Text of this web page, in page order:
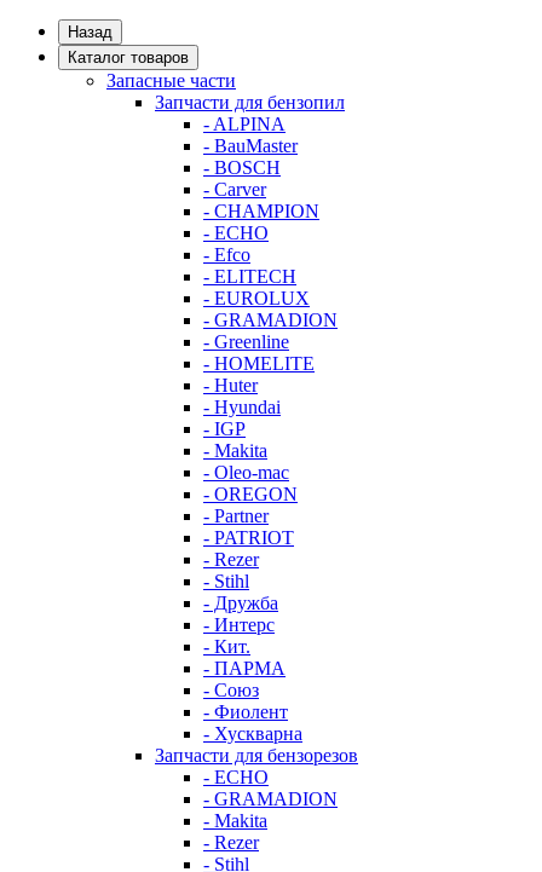
Назад
Каталог товаров
Запасные части
Запчасти для бензопил
- ALPINA
- BauMaster
- BOSCH
- Carver
- CHAMPION
- ECHO
- Efco
- ELITECH
- EUROLUX
- GRAMADION
- Greenline
- HOMELITE
- Huter
- Hyundai
- IGP
- Makita
- Oleo-mac
- OREGON
- Partner
- PATRIOT
- Rezer
- Stihl
- Дружба
- Интерс
- Кит.
- ПАРМА
- Союз
- Фиолент
- Хускварна
Запчасти для бензорезов
- ECHO
- GRAMADION
- Makita
- Rezer
- Stihl